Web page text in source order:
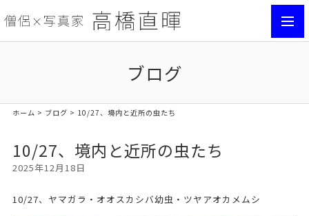
ブログ
ホーム > ブログ > 10/27、境内と近所の虫たち
10/27、境内と近所の虫たち
2025年12月18日
10/27、ヤマガラ・オオスカシバ幼虫・ツヤアオカメムシ